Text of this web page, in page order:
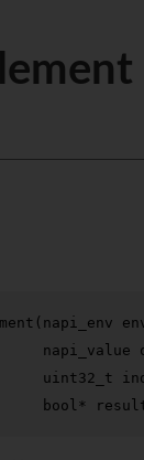
(napi_env
napi_value
uint32_t
bool*